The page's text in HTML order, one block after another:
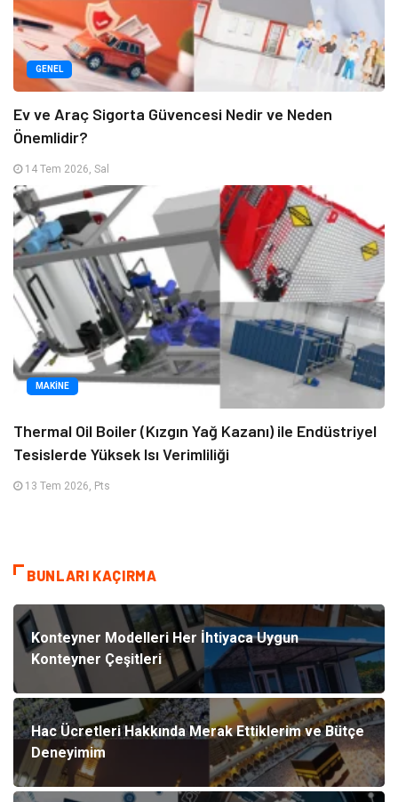
GENEL
Ev ve Araç Sigorta Güvencesi Nedir ve Neden
Önemlidir?
14 Tem 2026, Sal
MAKINE
Thermal Oil Boiler (Kızgın Yağ Kazanı) ile Endüstriyel
Tesislerde Yüksek Isı Verimliliği
13 Tem 2026, Pts
BUNLARI KAÇIRMA
Konteyner Modelleri Her İhtiyaca Uygun
Konteyner Çeşitleri
Hac Ücretleri Hakkında Merak Ettiklerim ve Bütçe
Deneyimim